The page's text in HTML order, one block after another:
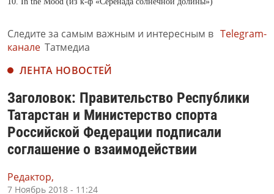
Следите за самым важным и интересным в Telegram-
канале Татмедиа
ЛЕНТА НОВОСТЕЙ
Заголовок: Правительство Республики
Татарстан и Министерство спорта
Российской Федерации подписали
соглашение о взаимодействии
Редактор,
7 Ноябрь 2018 - 11:24